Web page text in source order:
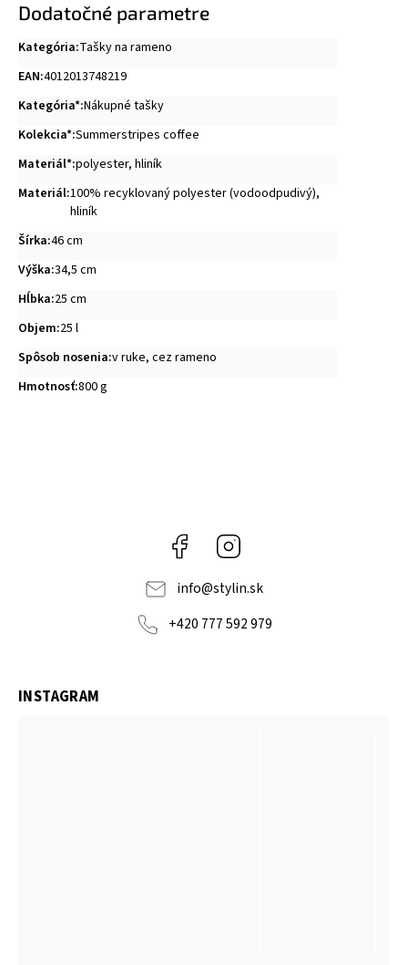
Dodatočné parametre
Kategória:Tašky na rameno
EAN:4012013748219
Kategória*:Nákupné tašky
Kolekcia*:Summerstripes coffee
Materiál*:polyester, hliník
Materiál:100% recyklovaný polyester (vodoodpudivý),
hliník
Šírka:46 cm
Výška:34,5 cm
Hĺbka:25 cm
Objem:25 l
Spôsob nosenia:v ruke, cez rameno
Hmotnosť:800 g
Facebook
info@stylin.sk
+420 777 592 979
INSTAGRAM